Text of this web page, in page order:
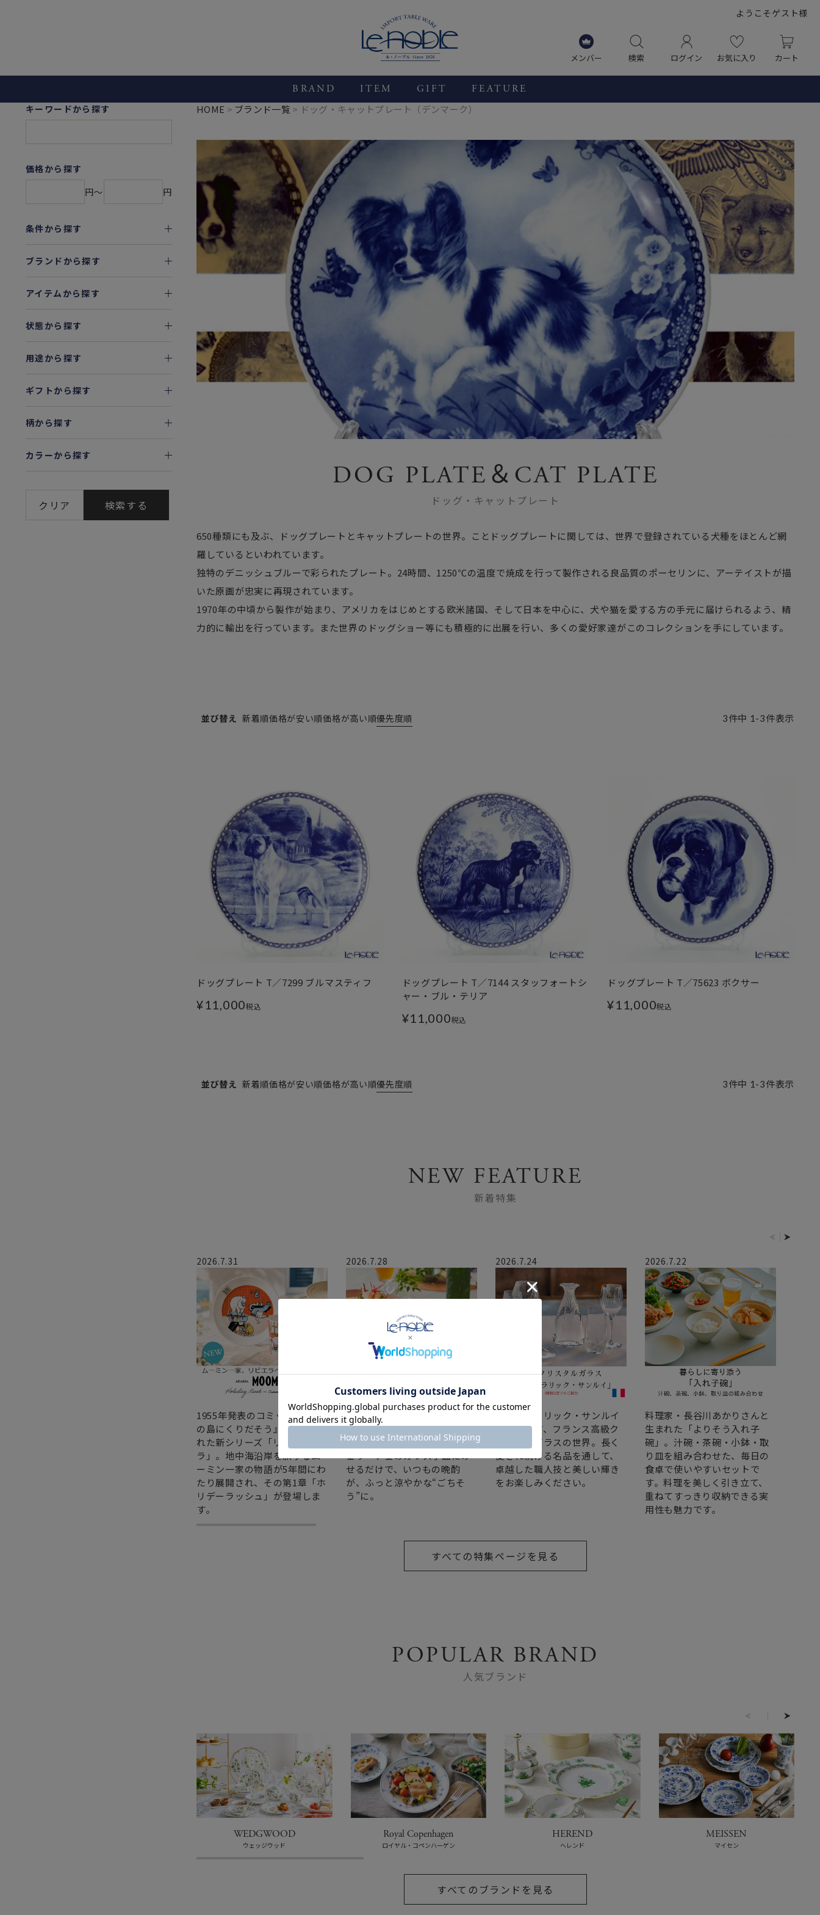
ようこそゲスト様
メンバー 検索 ログイン お気に入り カート
BRAND ITEM GIFT FEATURE
キーワードから探す
価格から探す
円〜
円
条件から探す
ブランドから探す
アイテムから探す
状態から探す
用途から探す
ギフトから探す
柄から探す
カラーから探す
クリア 検索する
HOME ブランド一覧 ドッグ・キャットプレート（デンマーク）
DOG PLATE＆CAT PLATE
ドッグ・キャットプレート
650種類にも及ぶ、ドッグプレートとキャットプレートの世界。ことドッグプレートに関しては、世界で登録されている犬種をほとんど網
羅しているといわれています。
独特のデニッシュブルーで彩られたプレート。24時間、1250℃の温度で焼成を行って製作される良品質のポーセリンに、アーテイストが描
いた原画が忠実に再現されています。
1970年の中頃から製作が始まり、アメリカをはじめとする欧米諸国、そして日本を中心に、犬や猫を愛する方の手元に届けられるよう、精
力的に輸出を行っています。また世界のドッグショー等にも積極的に出展を行い、多くの愛好家達がこのコレクションを手にしています。
並び替え 新着順価格が安い順価格が高い順優先度順 3件中 1 -3件表示
ドッグプレート T／7299 ブルマスティフ
¥11,000税込
ドッグプレート T／7144 スタッフォートシ
ャー・ブル・テリア
¥11,000税込
ドッグプレート T／75623 ボクサー
¥11,000税込
並び替え 新着順価格が安い順価格が高い順優先度順 3件中 1 -3件表示
NEW FEATURE
新着特集
2026.7.31
1955年発表のコミックス『南
の島にくりだそう』から生ま
れた新シリーズ「リビエ
ラ」。地中海沿岸を旅するム
ーミン一家の物語が5年間にわ
たり展開され、その第1章「ホ
リデーラッシュ」が登場しま
す。
2026.7.28
特別な料理じゃなくて大丈
夫。枝豆も、冷奴も、ありあ
わせのおつまみもヴェトロフ
ェリーチェのガラス小皿にの
せるだけで、いつもの晩酌
が、ふっと涼やかな“ごちそ
う”に。
2026.7.24
バカラ・ラリック・サンルイ
が生み出す、フランス高級ク
リスタルガラスの世界。長く
愛され続ける名品を通して、
卓越した職人技と美しい輝き
をお楽しみください。
2026.7.22
料理家・長谷川あかりさんと
生まれた「よりそう入れ子
碗」。汁碗・茶碗・小鉢・取
り皿を組み合わせた、毎日の
食卓で使いやすいセットで
す。料理を美しく引き立て、
重ねてすっきり収納できる実
用性も魅力です。
すべての特集ページを見る
POPULAR BRAND
人気ブランド
WEDGWOOD
ウェッジウッド
Royal Copenhagen
ロイヤル・コペンハーゲン
HEREND
ヘレンド
MEISSEN
マイセン
すべてのブランドを見る